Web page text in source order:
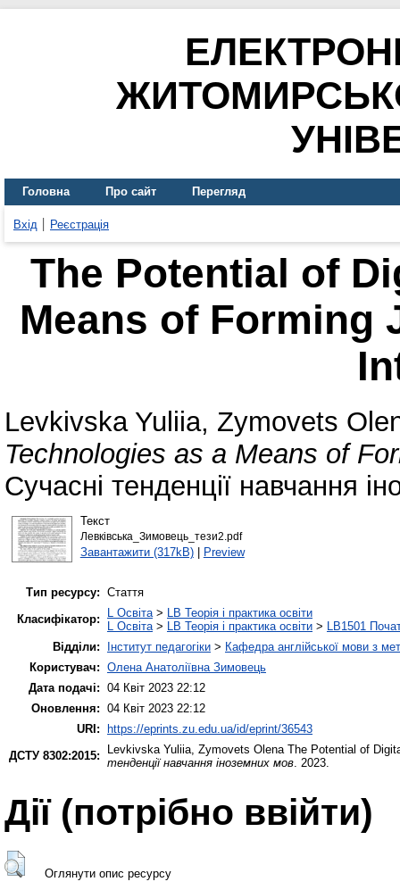
Головна Про сайт Перегляд
Вхід Реєстрація
The Potential of
Means of Forming
Levkivska Yuliia, Zymovets
Technologies as a Means of
Сучасні тенденції навчання
Текст
Левківська_Зимовець_тези2.pdf
Завантажити (317kB)| Preview
Тип ресурсу: Стаття
Класифікатор:
L Освіта> LB Теорія і практика освіти
L Освіта> LB Теорія і практика освіти > LB1501
Відділи:
Інститут педагогіки > Кафедра англійської мови з
Користувач: Олена Анатоліївна Зимовець
Дата подачі: 04 Квіт 2023 22:12
Оновлення: 04 Квіт 2023 22:12
URI:
https://eprints.zu.edu.ua/id/eprint/36543
ДСТУ 8302:2015:
Levkivska Yuliia, Zymovets OlenaThe Potential of
тенденції навчання іноземних мов. 2023.
Дії ​​(потрібно ввійти)
Оглянути опис ресурсу